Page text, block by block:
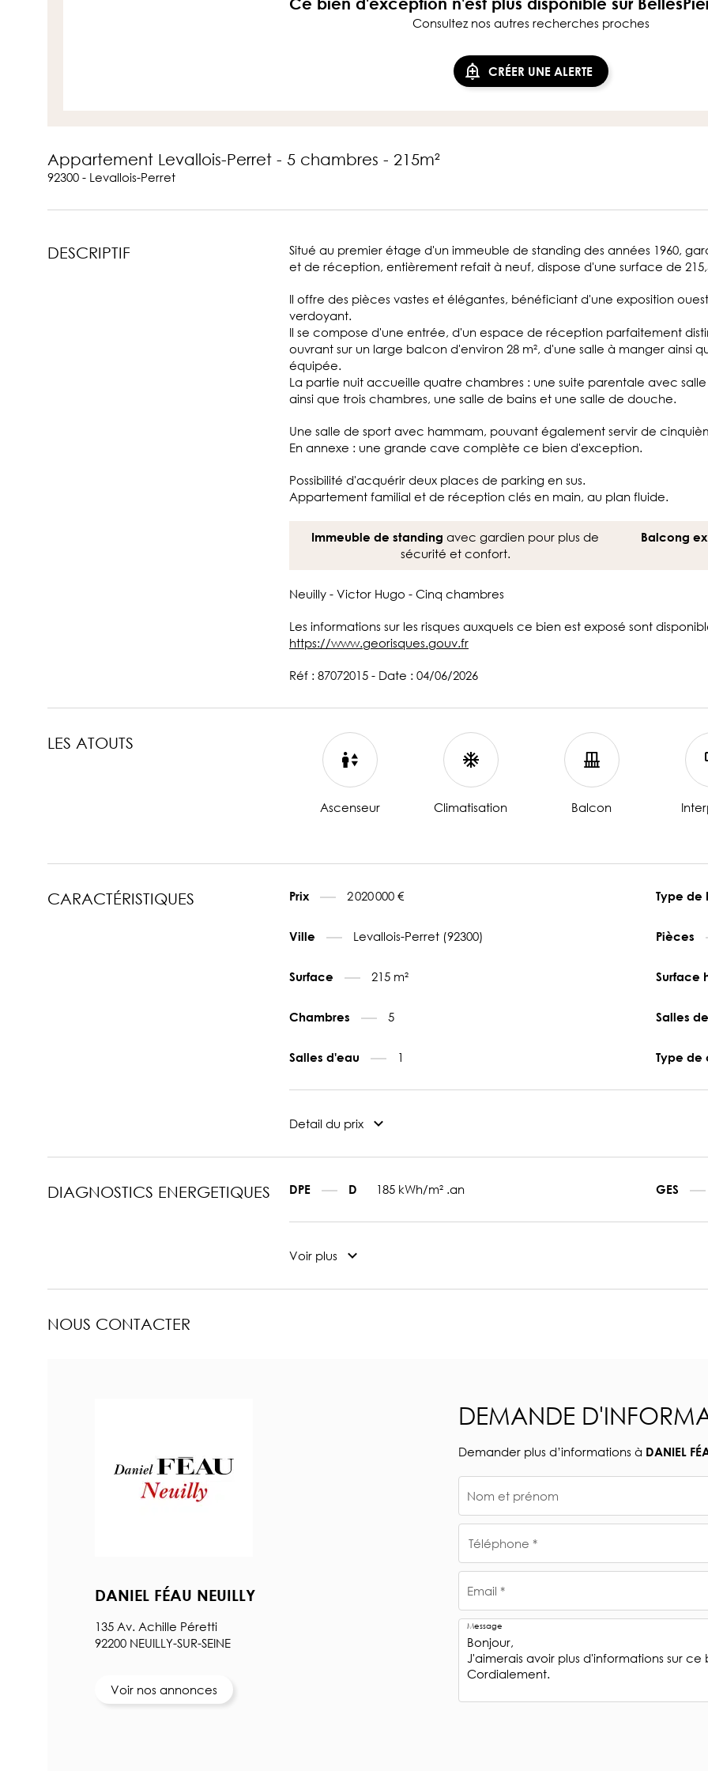
Ce bien d'exception n'est plus disponible sur
Consultez nos autres recherches proches
CRÉER UNE ALERTE
Appartement Levallois-Perret - 5 chambres - 215m²
92300 - Levallois-Perret
DESCRIPTIF
Situé au premier étage d'un immeuble de standing des années 1960,
et de réception, entièrement refait à neuf, dispose d'une surface de
Il offre des pièces vastes et élégantes, bénéficiant d'une exposition
verdoyant.
Il se compose d'une entrée, d'un espace de réception parfaitement
ouvrant sur un large balcon d'environ 28 m², d'une salle à manger
équipée.
La partie nuit accueille quatre chambres : une suite parentale avec
ainsi que trois chambres, une salle de bains et une salle de douche.
Une salle de sport avec hammam, pouvant également servir de
En annexe : une grande cave complète ce bien d'exception.
Possibilité d'acquérir deux places de parking en sus.
Appartement familial et de réception clés en main, au plan fluide.
Immeuble de standing avec gardien pour plus de
sécurité et confort.
Balcong
Neuilly - Victor Hugo - Cinq chambres
Les informations sur les risques auxquels ce bien est exposé sont
https://www.georisques.gouv.fr
Réf : 87072015 - Date : 04/06/2026
LES ATOUTS
Ascenseur Climatisation Balcon
CARACTÉRISTIQUES Prix 2 020 000 € Type
Ville Levallois-Perret (92300) Pièces
Surface 215 m² Surface
Chambres 5 Salles
Salles d'eau 1 Type de
Detail du prix
DIAGNOSTICS ENERGETIQUES DPE D 185 kWh/m² .an GES
Voir plus
NOUS CONTACTER
DANIEL FÉAU NEUILLY
135 Av. Achille Péretti
92200 NEUILLY-SUR-SEINE
Voir nos annonces
DEMANDE
Demander plus d’informations à DANIEL
Nom et prénom
Téléphone *
Email *
Message